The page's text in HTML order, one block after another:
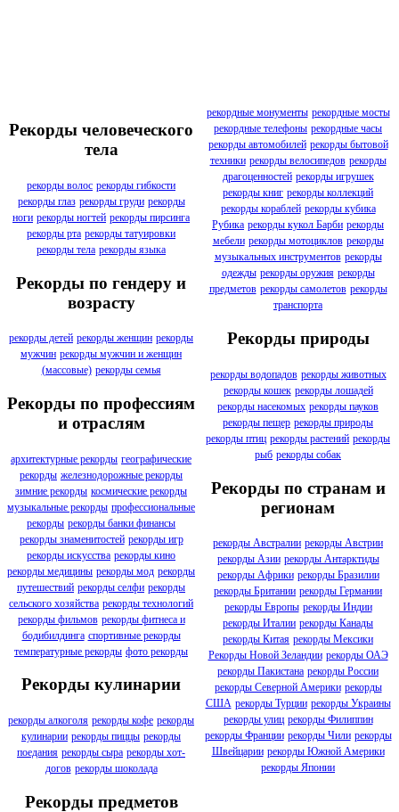
Рекорды человеческого
тела
рекорды волос рекорды гибкости
рекорды глаз рекорды груди рекорды
ноги рекорды ногтей рекорды пирсинга
рекорды рта рекорды татуировки
рекорды тела рекорды языка
Рекорды по гендеру и
возрасту
рекорды детей рекорды женщин рекорды
мужчин рекорды мужчин и женщин
(массовые) рекорды семья
Рекорды по профессиям
и отраслям
архитектурные рекорды географические
рекорды железнодорожные рекорды
зимние рекорды космические рекорды
музыкальные рекорды профессиональные
рекорды рекорды банки финансы
рекорды знаменитостей рекорды игр
рекорды искусства рекорды кино
рекорды медицины рекорды мод рекорды
путешествий рекорды селфи рекорды
сельского хозяйства рекорды технологий
рекорды фильмов рекорды фитнеса и
бодибилдинга спортивные рекорды
температурные рекорды фото рекорды
Рекорды кулинарии
рекорды алкоголя рекорды кофе рекорды
кулинарии рекорды пиццы рекорды
поедания рекорды сыра рекорды хот-
догов рекорды шоколада
Рекорды предметов
рекордные монументы рекордные мосты
рекордные телефоны рекордные часы
рекорды автомобилей рекорды бытовой
техники рекорды велосипедов рекорды
драгоценностей рекорды игрушек
рекорды книг рекорды коллекций
рекорды кораблей рекорды кубика
Рубика рекорды кукол Барби рекорды
мебели рекорды мотоциклов рекорды
музыкальных инструментов рекорды
одежды рекорды оружия рекорды
предметов рекорды самолетов рекорды
транспорта
Рекорды природы
рекорды водопадов рекорды животных
рекорды кошек рекорды лошадей
рекорды насекомых рекорды пауков
рекорды пещер рекорды природы
рекорды птиц рекорды растений рекорды
рыб рекорды собак
Рекорды по странам и
регионам
рекорды Австралии рекорды Австрии
рекорды Азии рекорды Антарктиды
рекорды Африки рекорды Бразилии
рекорды Британии рекорды Германии
рекорды Европы рекорды Индии
рекорды Италии рекорды Канады
рекорды Китая рекорды Мексики
Рекорды Новой Зеландии рекорды ОАЭ
рекорды Пакистана рекорды России
рекорды Северной Америки рекорды
США рекорды Турции рекорды Украины
рекорды улиц рекорды Филиппин
рекорды Франции рекорды Чили рекорды
Швейцарии рекорды Южной Америки
рекорды Японии